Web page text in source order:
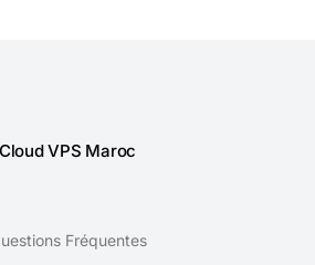
Cloud VPS Maroc
Fréquentes